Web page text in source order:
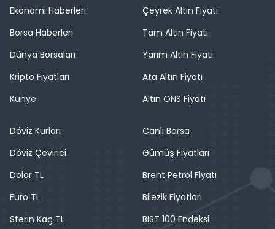
Ekonomi Haberleri
Borsa Haberleri
Dünya Borsaları
Kripto Fiyatları
Künye
Çeyrek Altın Fiyatı
Tam Altın Fiyatı
Yarım Altın Fiyatı
Ata Altın Fiyatı
Altın ONS Fiyatı
Döviz Kurları
Döviz Çevirici
Dolar TL
Euro TL
Sterin Kaç TL
Canlı Borsa
Gümüş Fiyatları
Brent Petrol Fiyatı
Bilezik Fiyatları
BIST 100 Endeksi